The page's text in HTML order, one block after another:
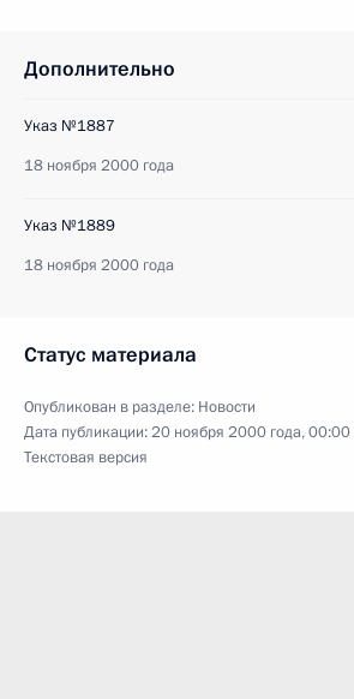
Дополнительно
Указ №1887
18 ноября 2000 года
Указ №1889
18 ноября 2000 года
Статус материала
Опубликован в разделе: Новости
Дата публикации:20 ноября 2000 года, 00:00
Текстовая версия